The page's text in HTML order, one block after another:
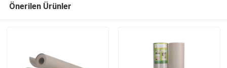
Önerilen Ürünler